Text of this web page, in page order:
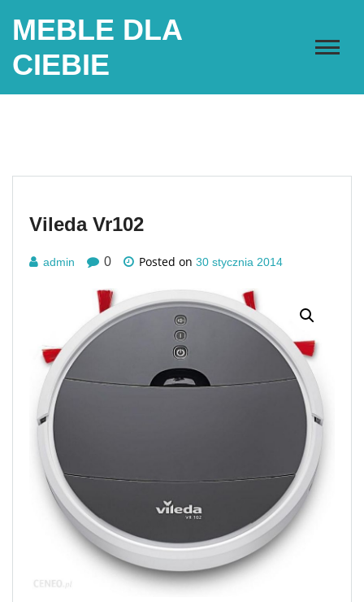
MEBLE DLA
CIEBIE
Vileda Vr102
admin 0 Posted on 30 stycznia 2014